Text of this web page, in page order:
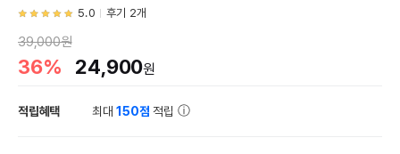
5.0 후기 2개
39,000원
36% 24,900원
적립혜택 최대150점 적립